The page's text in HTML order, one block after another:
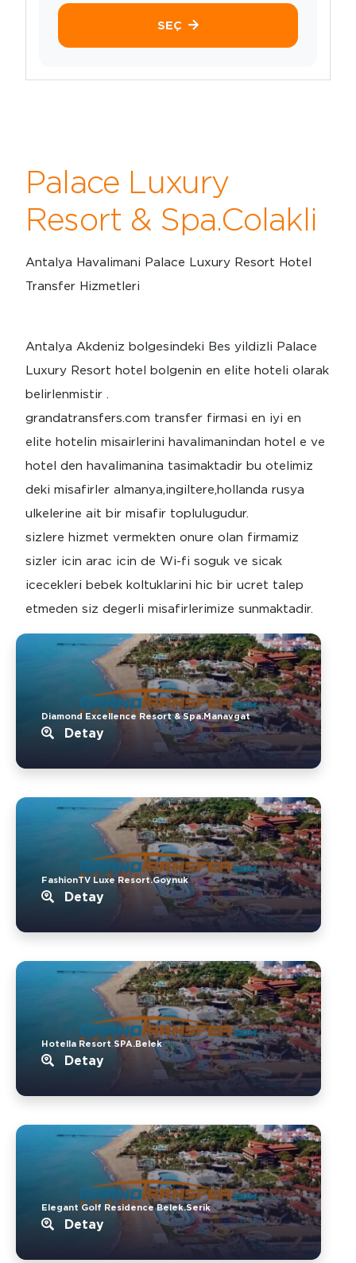
SEÇ
Palace Luxury
Resort & Spa.Colakli
Antalya Havalimani Palace Luxury Resort Hotel
Transfer Hizmetleri
Antalya Akdeniz bolgesindeki Bes yildizli Palace
Luxury Resort hotel bolgenin en elite hoteli olarak
belirlenmistir .
grandatransfers.com transfer firmasi en iyi en
elite hotelin misairlerini havalimanindan hotel e ve
hotel den havalimanina tasimaktadir bu otelimiz
deki misafirler almanya,ingiltere,hollanda rusya
ulkelerine ait bir misafir toplulugudur.
sizlere hizmet vermekten onure olan firmamiz
sizler icin arac icin de Wi-fi soguk ve sicak
icecekleri bebek koltuklarini hic bir ucret talep
etmeden siz degerli misafirlerimize sunmaktadir.
Diamond Excellence Resort & Spa.Manavgat
Detay
FashionTV Luxe Resort.Goynuk
Detay
Hotella Resort SPA.Belek
Detay
Elegant Golf Residence Belek.Serik
Detay